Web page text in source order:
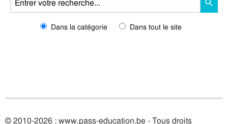
Dans la catégorie Dans tout le site
© 2010-2026 : www.pass-education.be - Tous droits